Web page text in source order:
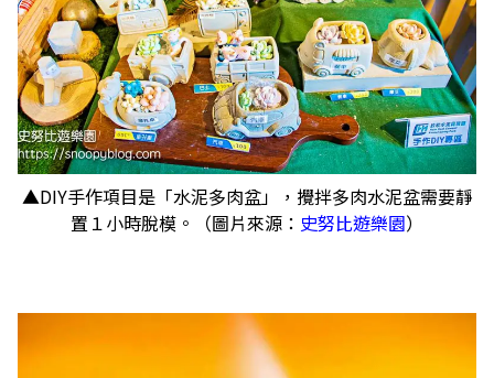
▲DIY手作項目是「水泥多肉盆」，攪拌多肉水泥盆需要靜
置１小時脫模。（圖片來源： 史努比遊樂園）